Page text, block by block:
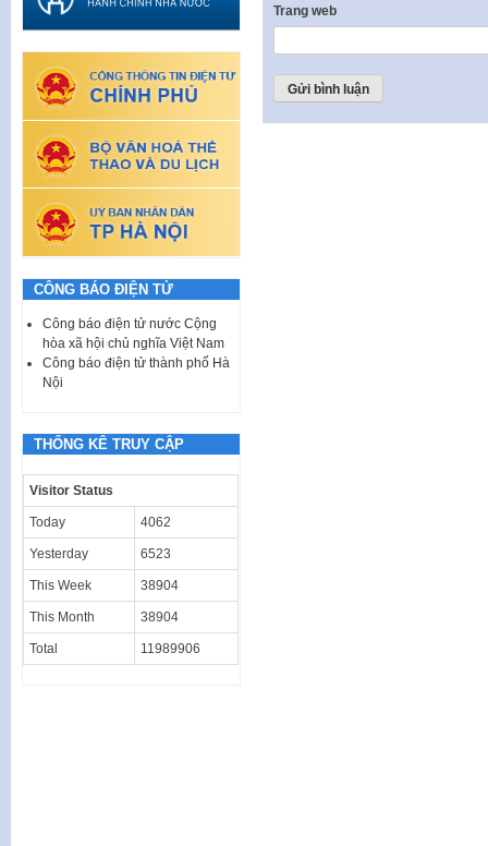
Trang web
CÔNG BÁO ĐIỆN TỬ
Công báo điện tử nước Cộng
hòa xã hội chủ nghĩa Việt Nam
Công báo điện tử thành phố Hà
Nội
THỐNG KÊ TRUY CẬP
Visitor Status
Today 4062
Yesterday 6523
This Week 38904
This Month 38904
Total 11989906